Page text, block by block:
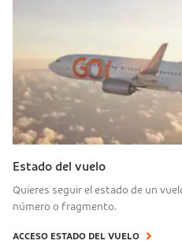
Estado del vuelo
Quieres seguir el estado de un
número o fragmento.
ACCESO ESTADO DEL VUELO